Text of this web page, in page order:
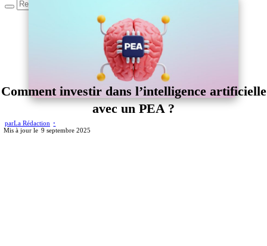
Comment investir dans l’intelligence artificielle
avec un PEA ?
parLa Rédaction
9 septembre 2025